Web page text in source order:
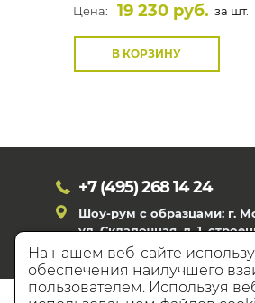
Цена:
19 230 руб. за шт.
В КОРЗИНУ
+7 (495)268 14 24
Шоу-рум с образцами: г.
ул. Складочная, д. 1,
На нашем веб-сайте
обеспечения наилучшего
пользователем. Используя